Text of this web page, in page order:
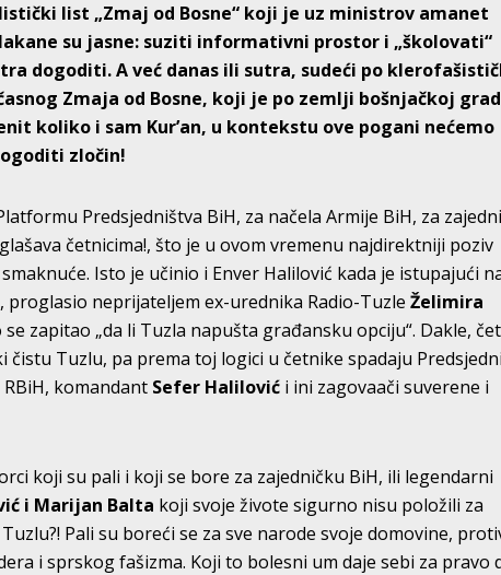
list „Zmaj od Bosne“ koji je uz ministrov amanet
su jasne: suziti informativni prostor i „školovati“
dogoditi. A već danas ili sutra, sudeći po
Zmaja od Bosne, koji je po zemlji bošnjačkoj
koliko i sam Kur’an, u kontekstu ove pogani nećemo
zločin!
Predsjedništva BiH, za načela Armije BiH, za
četnicima!, što je u ovom vremenu najdirektniji poziv
Isto je učinio i Enver Halilović kada je istupajući
proglasio neprijateljem ex-urednika Radio-TuzleŽelimira
se zapitao „da li Tuzla napušta građansku opciju“. Dakle,
čistu Tuzlu, pa prema toj logici u četnike spadaju
komandant Sefer Halilović i ini zagovaači suverene i
koji su pali i koji se bore za zajedničku BiH, ili legendarni
i Marijan Balta koji svoje živote sigurno nisu položili za
Pali su boreći se za sve narode svoje domovine,
i sprskog fašizma. Koji to bolesni um daje sebi za pravo